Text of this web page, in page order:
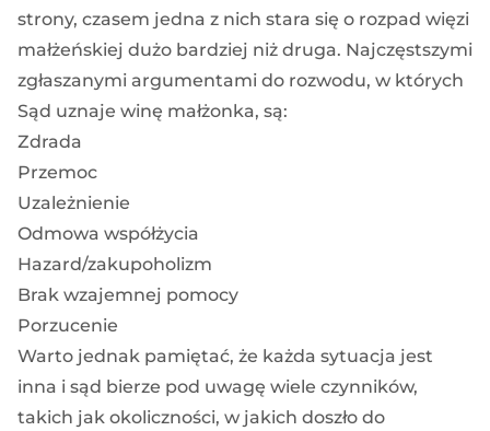
strony, czasem jedna z nich stara się o rozpad więzi
małżeńskiej dużo bardziej niż druga. Najczęstszymi
zgłaszanymi argumentami do rozwodu, w których
Sąd uznaje winę małżonka, są:
Zdrada
Przemoc
Uzależnienie
Odmowa współżycia
Hazard/zakupoholizm
Brak wzajemnej pomocy
Porzucenie
Warto jednak pamiętać, że każda sytuacja jest
inna i sąd bierze pod uwagę wiele czynników,
takich jak okoliczności, w jakich doszło do